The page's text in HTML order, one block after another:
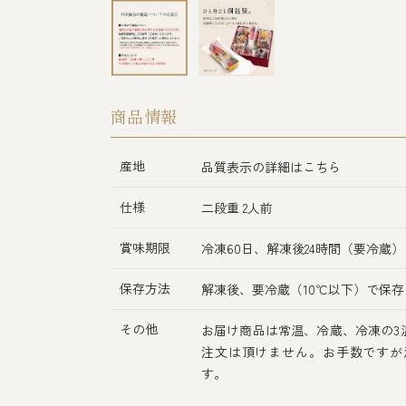
商品情報
産地 品質表示の詳細はこちら
仕様 二段重 2人前
賞味期限 冷凍60日、解凍後24時間（要冷蔵）
保存方法 解凍後、要冷蔵（10℃以下）で保存
その他
お届け商品は常温、冷蔵、冷凍の
注文は頂けません。お手数です
す。